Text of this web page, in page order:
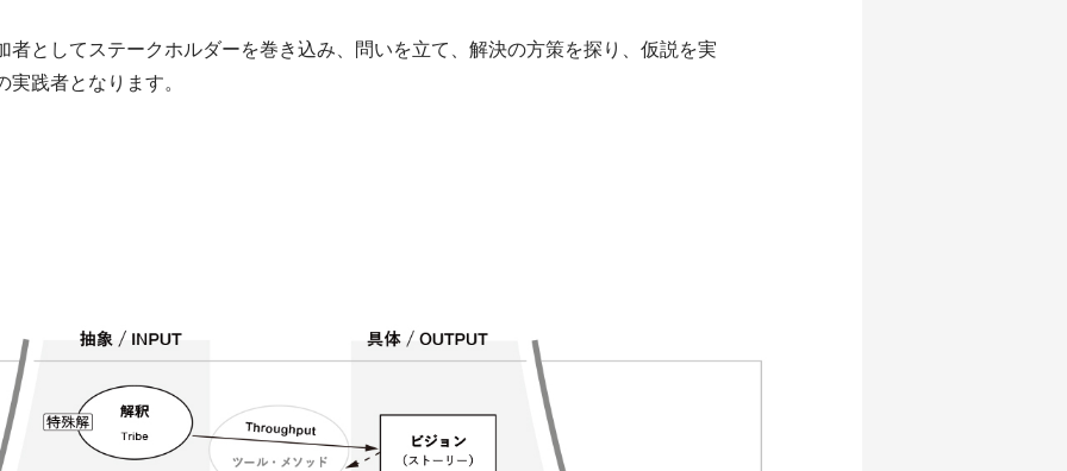
者としてステークホルダーを巻き込み、問いを立て、解決の方策を探り、仮説を実
践者となります。